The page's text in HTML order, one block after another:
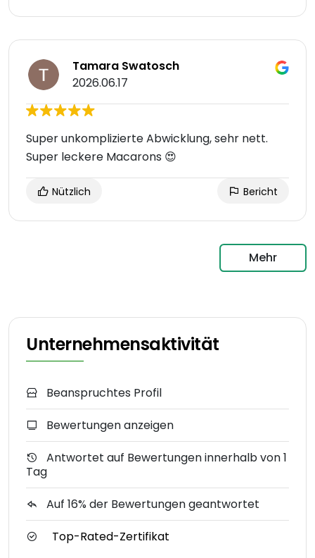
Tamara Swatosch
2026.06.17
Super unkomplizierte Abwicklung, sehr nett.
Super leckere Macarons 😍
Nützlich Bericht
Mehr
Unternehmensaktivität
Beanspruchtes Profil
Bewertungen anzeigen
Antwortet auf Bewertungen innerhalb von 1
Tag
Auf 16% der Bewertungen geantwortet
Top-Rated-Zertifikat